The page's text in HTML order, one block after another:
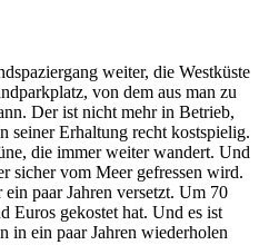
weiter, die Westküste
von dem aus man zu
Der ist nicht mehr in Betrieb,
seiner Erhaltung recht kostspielig.
die immer weiter wandert. Und
sicher vom Meer gefressen wird.
paar Jahren versetzt. Um 70
Euros gekostet hat. Und es ist
in ein paar Jahren wiederholen